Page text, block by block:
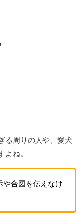
る周りの人や、愛犬
よね。
や合図を伝えなけ